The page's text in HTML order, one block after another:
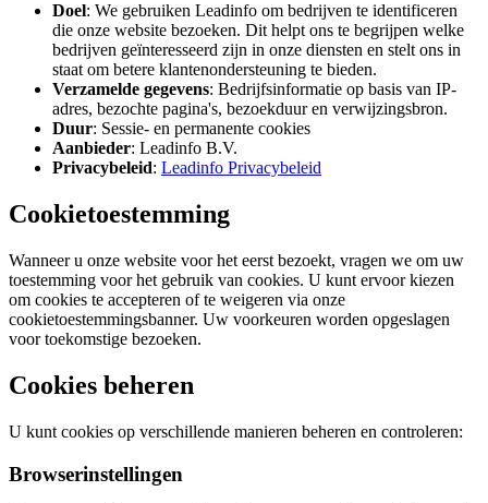
Doel: We gebruiken Leadinfo om bedrijven te identificeren
die onze website bezoeken. Dit helpt ons te begrijpen welke
bedrijven geïnteresseerd zijn in onze diensten en stelt ons in
staat om betere klantenondersteuning te bieden.
Verzamelde gegevens: Bedrijfsinformatie op basis van IP-
adres, bezochte pagina's, bezoekduur en verwijzingsbron.
Duur: Sessie- en permanente cookies
Aanbieder: Leadinfo B.V.
Privacybeleid: Leadinfo Privacybeleid
Cookietoestemming
Wanneer u onze website voor het eerst bezoekt, vragen we om uw
toestemming voor het gebruik van cookies. U kunt ervoor kiezen
om cookies te accepteren of te weigeren via onze
cookietoestemmingsbanner. Uw voorkeuren worden opgeslagen
voor toekomstige bezoeken.
Cookies beheren
U kunt cookies op verschillende manieren beheren en controleren:
Browserinstellingen